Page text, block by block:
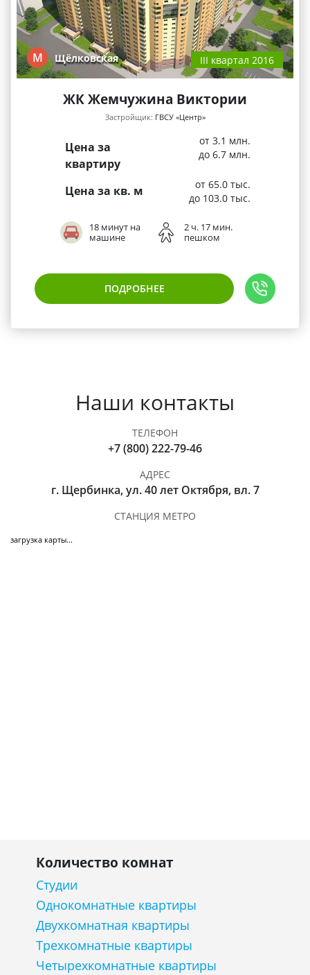
М Щёлковская III квартал 2016
ЖК Жемчужина Виктории
Застройщик: ГВСУ «Центр»
Цена за
квартиру
от 3.1 млн.
до 6.7 млн.
Цена за кв. м
от 65.0 тыс.
до 103.0 тыс.
18 минут на
машине
2 ч. 17 мин.
пешком
ПОДРОБНЕЕ
Наши контакты
ТЕЛЕФОН
+7 (800) 222-79-46
АДРЕС
г. Щербинка, ул. 40 лет Октября, вл. 7
СТАНЦИЯ МЕТРО
загрузка карты...
Количество комнат
Студии
Однокомнатные квартиры
Двухкомнатная квартиры
Трехкомнатные квартиры
Четырехкомнатные квартиры